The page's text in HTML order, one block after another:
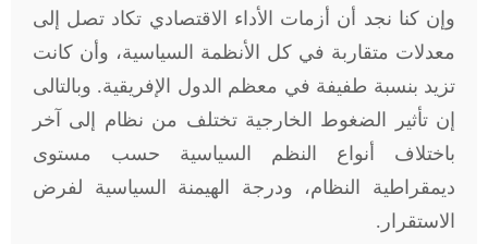
وإن كنا نجد أن أزمات الأداء الاقتصادي تكاد تصل إلى
معدلات متقاربة في كل الأنظمة السياسية، وأن كانت
تزيد بنسبة طفيفة في معظم الدول الإفريقية. وبالتالى
إن تأثير الضغوط الخارجية تختلف من نظام إلى آخر
باختلاف أنواع النظم السياسية حسب مستوى
ديمقراطية النظام، ودرجة الهيمنة السياسية لفرض
الاستقرار.